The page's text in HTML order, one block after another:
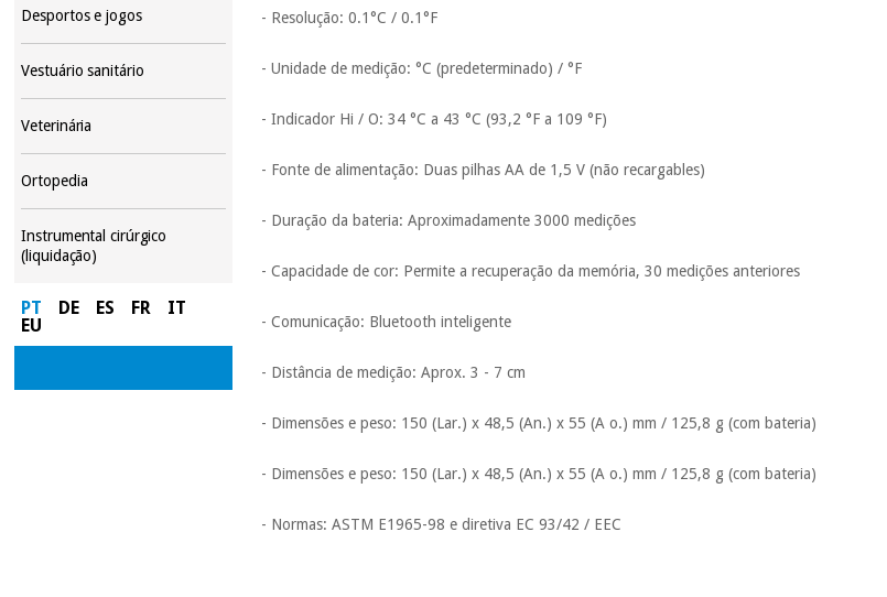
Desportos e jogos
Vestuário sanitário
Veterinária
Ortopedia
Instrumental cirúrgico
(liquidação)
PT DE ES FR
IT
EU
- Resolução: 0.1°C / 0.1°F
- Unidade de medição: °C (predeterminado) / °F
- Indicador Hi / O: 34 °C a 43 °C (93,2 °F a 109 °F)
- Fonte de alimentação: Duas pilhas AA de 1,5 V (não recargables)
- Duração da bateria: Aproximadamente 3000 medições
- Capacidade de cor: Permite a recuperação da memória, 30 medições anteriores
- Comunicação: Bluetooth inteligente
- Distância de medição: Aprox. 3 - 7 cm
- Dimensões e peso: 150 (Lar.) x 48,5 (An.) x 55 (A o.) mm / 125,8 g (com bateria)
- Dimensões e peso: 150 (Lar.) x 48,5 (An.) x 55 (A o.) mm / 125,8 g (com bateria)
- Normas: ASTM E1965-98 e diretiva EC 93/42 / EEC